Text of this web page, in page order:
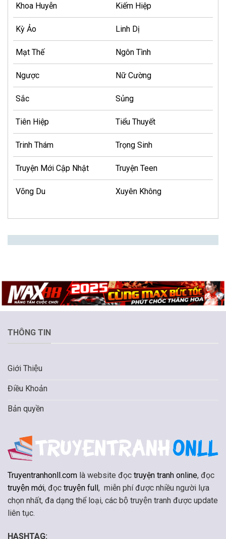
Khoa Huyễn Kiếm Hiệp
Kỳ Ảo Linh Dị
Mạt Thế Ngôn Tình
Ngược Nữ Cường
Sắc Sủng
Tiên Hiệp Tiểu Thuyết
Trinh Thám Trọng Sinh
Truyện Mới Cập Nhật Truyện Teen
Võng Du Xuyên Không
THÔNG TIN
Giới Thiệu
Điều Khoản
Bản quyền
Truyentranhonll.com là website đọc truyện tranh online, đọc
truyện mới, đọc truyện full, miễn phí được nhiều người lựa
chọn nhất, đa dạng thể loại, các bộ truyện tranh được update
liên tục.
HASHTAG: